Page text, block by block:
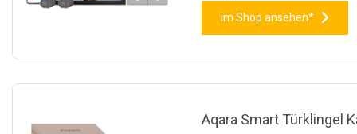
im Shop ansehen*
Aqara Smart Türklingel